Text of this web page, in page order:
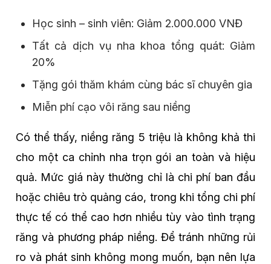
Học sinh – sinh viên: Giảm 2.000.000 VNĐ
Tất cả dịch vụ nha khoa tổng quát: Giảm
20%
Tặng gói thăm khám cùng bác sĩ chuyên gia
Miễn phí cạo vôi răng sau niềng
Có thể thấy, niềng răng 5 triệu là không khả thi
cho một ca chỉnh nha trọn gói an toàn và hiệu
quả. Mức giá này thường chỉ là chi phí ban đầu
hoặc chiêu trò quảng cáo, trong khi tổng chi phí
thực tế có thể cao hơn nhiều tùy vào tình trạng
răng và phương pháp niềng. Để tránh những rủi
ro và phát sinh không mong muốn, bạn nên lựa